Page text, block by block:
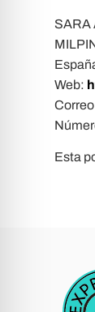
SARA
Web:
Esta